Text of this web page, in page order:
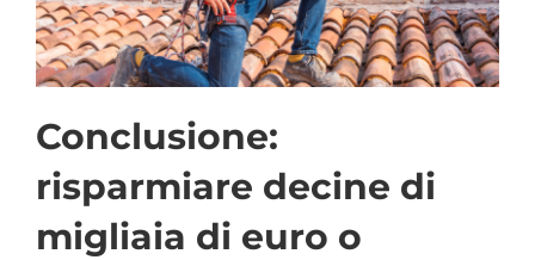
Conclusione:
risparmiare decine di
migliaia di euro o